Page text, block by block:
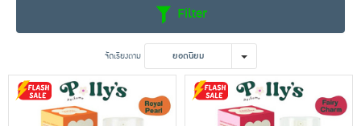
เครื่องปรุงรสและของแห้ง
ขนมขบเคี้ยว และช็อคโกแลต
Filter
จัดเรียงตาม ยอดนิยม